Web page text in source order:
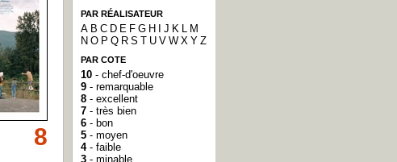
8
PAR RÉALISATEUR
A B C D E F G H J K L M
N O P Q R S T U V W X Y Z
PAR COTE
10 - chef-d'oeuvre
9 - remarquable
8 - excellent
7 - très bien
6 - bon
5 - moyen
4- faible
3 - minable